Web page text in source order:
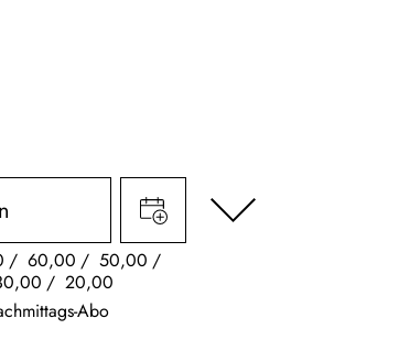
60,00
50,00
20,00
Abo